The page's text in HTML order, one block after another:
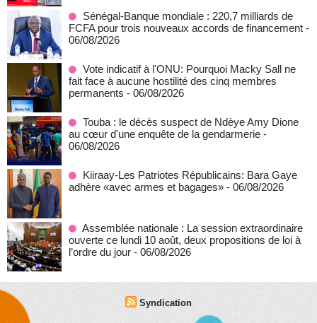
Sénégal-Banque mondiale : 220,7 milliards de
FCFA pour trois nouveaux accords de financement -
06/08/2026
Vote indicatif à l'ONU: Pourquoi Macky Sall ne
fait face à aucune hostilité des cinq membres
permanents - 06/08/2026
Touba : le décès suspect de Ndèye Amy Dione
au cœur d'une enquête de la gendarmerie -
06/08/2026
Kiiraay-Les Patriotes Républicains: Bara Gaye
adhère «avec armes et bagages» - 06/08/2026
Assemblée nationale : La session extraordinaire
ouverte ce lundi 10 août, deux propositions de loi à
l’ordre du jour - 06/08/2026
Syndication